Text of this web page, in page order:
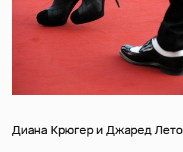
Диана Крюгер и Джаред Лето